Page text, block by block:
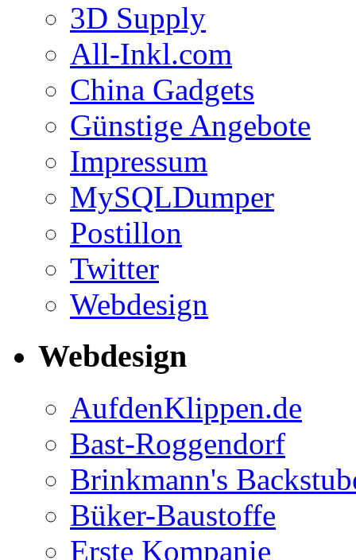
3D Supply
All-Inkl.com
China Gadgets
Günstige Angebote
Impressum
MySQLDumper
Postillon
Twitter
Webdesign
Webdesign
AufdenKlippen.de
Bast-Roggendorf
Brinkmann's
Büker-Baustoffe
Erste Kompanie